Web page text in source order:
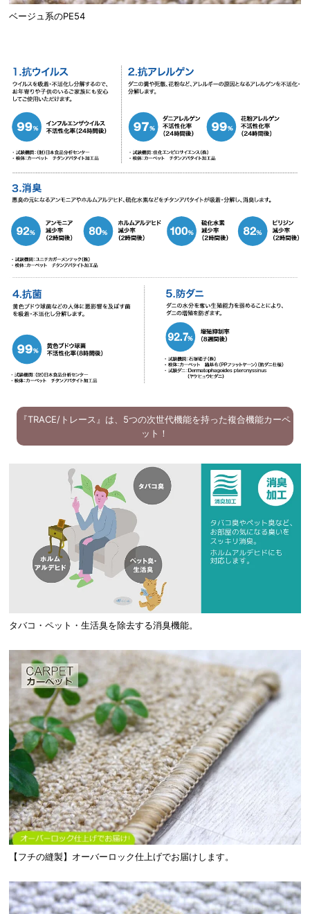
ベージュ系のPE54
『TRACE/トレース』は、5つの次世代機能を持った複合機能カーペ
ット！
タバコ・ペット・生活臭を除去する消臭機能。
【フチの縫製】オーバーロック仕上げでお届けします。